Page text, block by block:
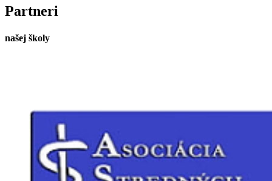
Partneri
našej školy